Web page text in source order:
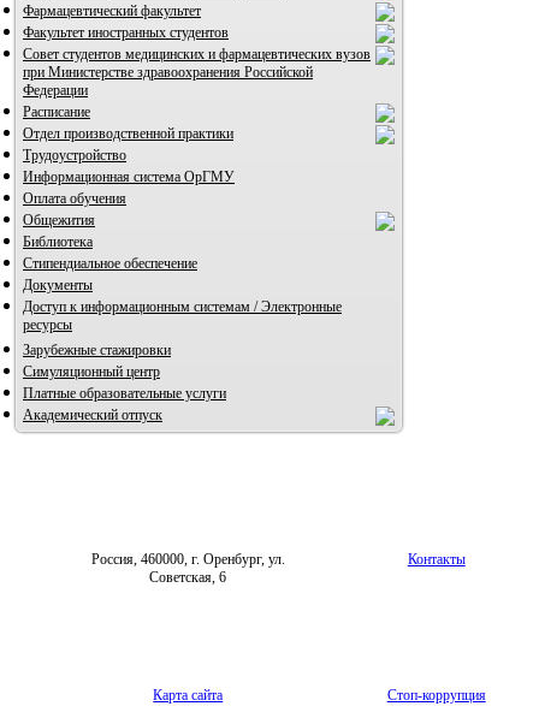
Фармацевтический факультет
Факультет иностранных студентов
Совет студентов медицинских и фармацевтических вузов
при Министерстве здравоохранения Российской
Федерации
Расписание
Отдел производственной практики
Трудоустройство
Информационная система ОрГМУ
Оплата обучения
Общежития
Библиотека
Стипендиальное обеспечение
Документы
Доступ к информационным системам / Электронные
ресурсы
Зарубежные стажировки
Симуляционный центр
Платные образовательные услуги
Академический отпуск
Россия, 460000, г. Оренбург, ул.
Советская, 6
Контакты
Карта сайта Стоп-коррупция